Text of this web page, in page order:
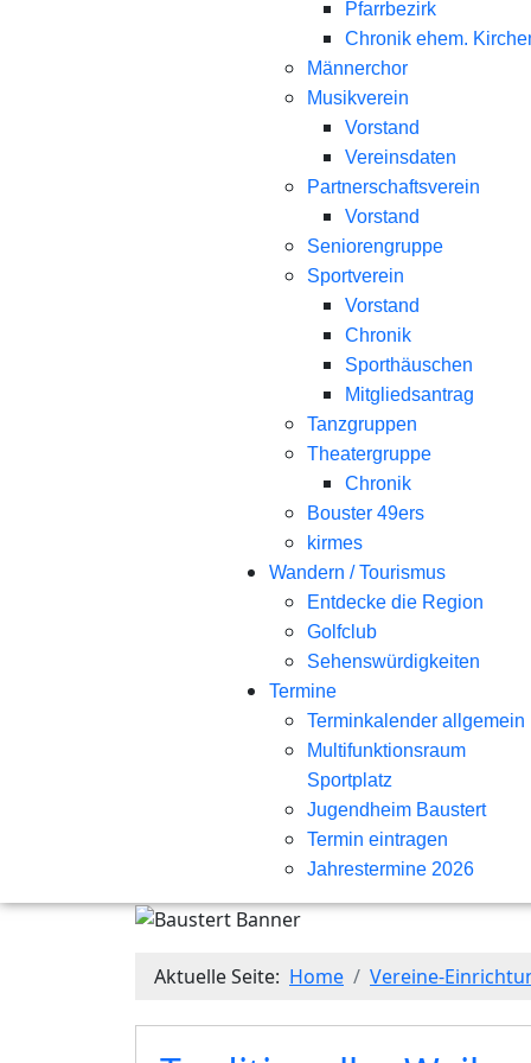
Pfarrbezirk
Chronik ehem.
Männerchor
Musikverein
Vorstand
Vereinsdaten
Partnerschaftsverein
Vorstand
Seniorengruppe
Sportverein
Vorstand
Chronik
Sporthäuschen
Mitgliedsantrag
Tanzgruppen
Theatergruppe
Chronik
Bouster 49ers
kirmes
Wandern / Tourismus
Entdecke die Region
Golfclub
Sehenswürdigkeiten
Termine
Terminkalender allgemein
Multifunktionsraum
Sportplatz
Jugendheim Baustert
Termin eintragen
Jahrestermine 2026
Aktuelle Seite: Home Vereine-